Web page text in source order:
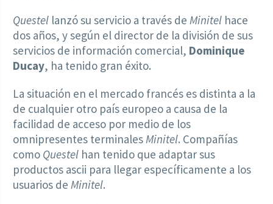
Questel lanzó su servicio a través de Minitel hace
dos años, y según el director de la división de sus
servicios de información comercial, Dominique
Ducay, ha tenido gran éxito.
La situación en el mercado francés es distinta a la
de cualquier otro país europeo a causa de la
facilidad de acceso por medio de los
omnipresentes terminales Minitel. Compañías
como Questel han tenido que adaptar sus
productos ascii para llegar específicamente a los
usuarios de Minitel.